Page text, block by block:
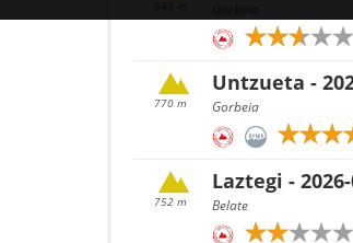
770 m
Untzueta -
Gorbeia
752 m
Laztegi -
Belate